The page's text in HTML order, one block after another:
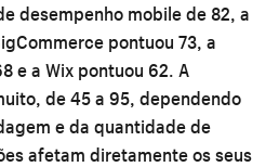
desempenho mobile de 82, a
pontuou 73, a
e a Wix pontuou 62. A
de 45 a 95, dependendo
e da quantidade de
afetam diretamente os seus